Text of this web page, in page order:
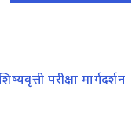
परीक्षा मार्गदर्शन